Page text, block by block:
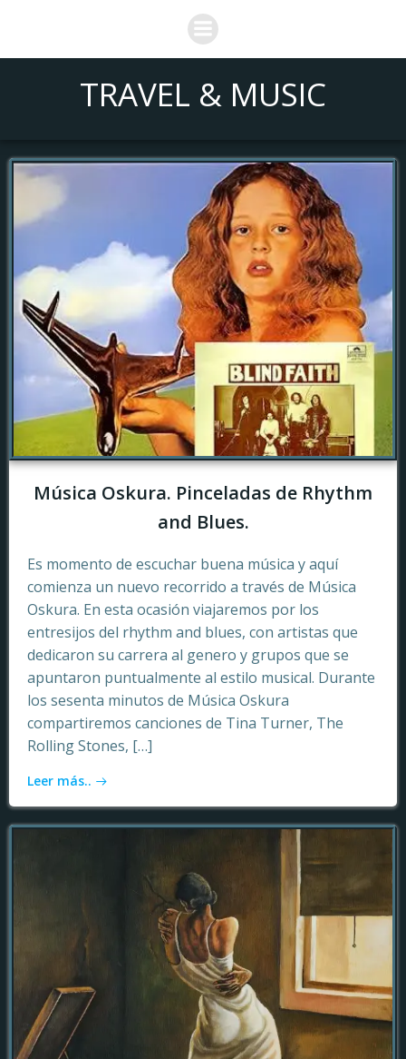
Saltar
al
contenido
TRAVEL & MUSIC
Música Oskura. Pinceladas de Rhythm
and Blues.
Es momento de escuchar buena música y aquí
comienza un nuevo recorrido a través de Música
Oskura. En esta ocasión viajaremos por los
entresijos del rhythm and blues, con artistas que
dedicaron su carrera al genero y grupos que se
apuntaron puntualmente al estilo musical. Durante
los sesenta minutos de Música Oskura
compartiremos canciones de Tina Turner, The
Rolling Stones, […]
Leer más..